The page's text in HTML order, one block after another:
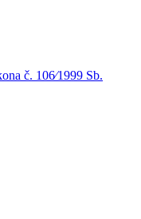
č. 106⁄1999 Sb.